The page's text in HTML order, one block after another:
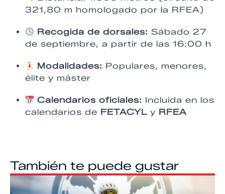
321,80 m homologado por la RFEA)
Recogida de dorsales: Sábado 27
de septiembre, a partir de las 16:00 h
Modalidades: Populares, menores,
élite y máster
Calendarios oficiales: Incluida en los
calendarios de FETACYL y RFEA
También te puede gustar